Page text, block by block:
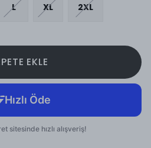
L XL 2XL
EKLE